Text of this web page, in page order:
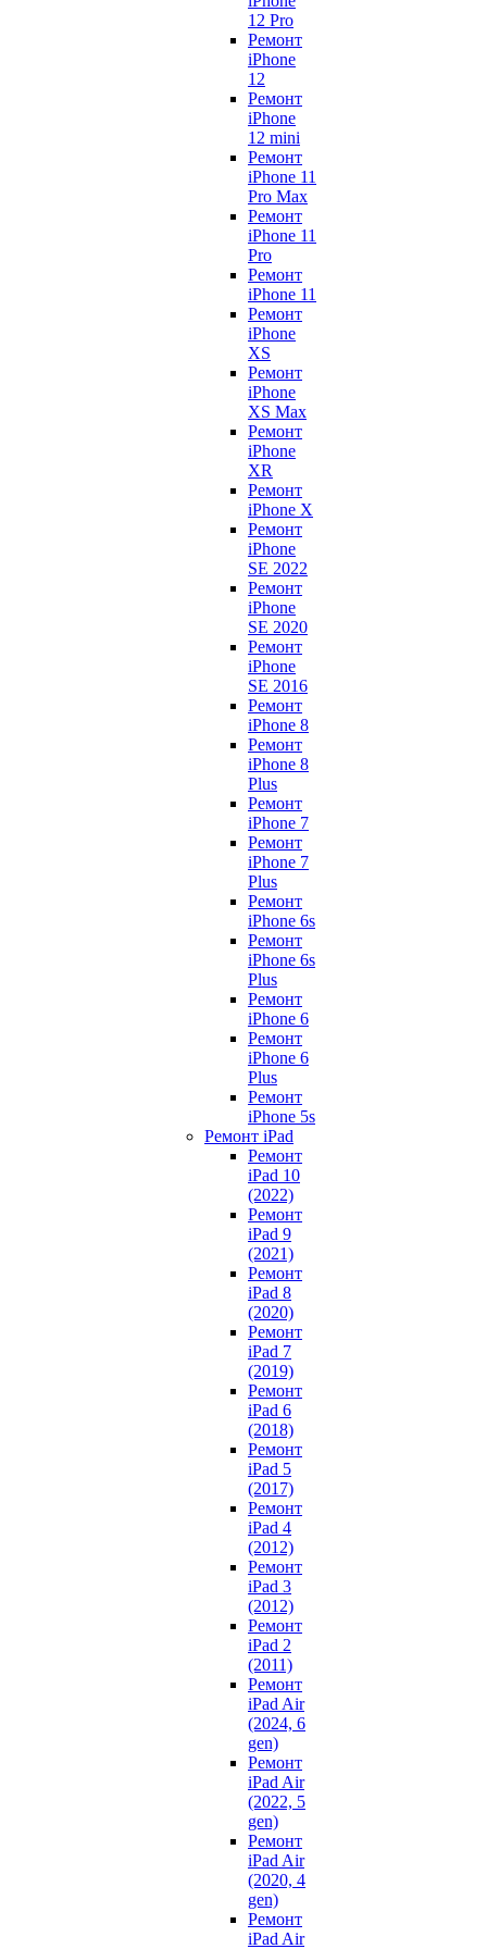
12 Pro
Ремонт
iPhone
12
Ремонт
iPhone
12 mini
Ремонт
iPhone 11
Pro Max
Ремонт
iPhone 11
Pro
Ремонт
iPhone 11
Ремонт
iPhone
XS
Ремонт
iPhone
XS Max
Ремонт
iPhone
XR
Ремонт
iPhone X
Ремонт
iPhone
SE 2022
Ремонт
iPhone
SE 2020
Ремонт
iPhone
SE 2016
Ремонт
iPhone 8
Ремонт
iPhone 8
Plus
Ремонт
iPhone 7
Ремонт
iPhone 7
Plus
Ремонт
iPhone 6s
Ремонт
iPhone 6s
Plus
Ремонт
iPhone 6
Ремонт
iPhone 6
Plus
Ремонт
iPhone 5s
Ремонт iPad
Ремонт
iPad 10
(2022)
Ремонт
iPad 9
(2021)
Ремонт
iPad 8
(2020)
Ремонт
iPad 7
(2019)
Ремонт
iPad 6
(2018)
Ремонт
iPad 5
(2017)
Ремонт
iPad 4
(2012)
Ремонт
iPad 3
(2012)
Ремонт
iPad 2
(2011)
Ремонт
iPad Air
(2024, 6
gen)
Ремонт
iPad Air
(2022, 5
gen)
Ремонт
iPad Air
(2020, 4
gen)
Ремонт
iPad Air